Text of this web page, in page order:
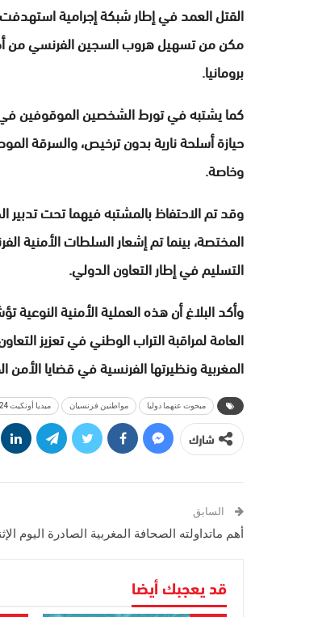
مكن من تسهيل هروب السجين الفرنسي من
برومانيا.
كما يشتبه في تورط الشخصين الموقوفين في
حيازة أسلحة نارية بدون ترخيص، والسرقة
وخاصة.
وقد تم الاحتفاظ بالمشتبه فيهما تحت تدبير
المختصة، بينما تم إشعار السلطات الأمنية
التسليم في إطار التعاون الدولي.
وأكد البلاغ أن هذه العملية الأمنية
العامة لمراقبة التراب الوطني في تعزيز
المغربية ونظيرتها الفرنسية في قضايا الأمن
مبحوت عنهما دوليا مواطنين فرنسيان ميديا أونكيت 24
شارك
السابق
أهم ماتداولته الصحافة المغربية الصادرة اليوم
قد يعجبك أيضا